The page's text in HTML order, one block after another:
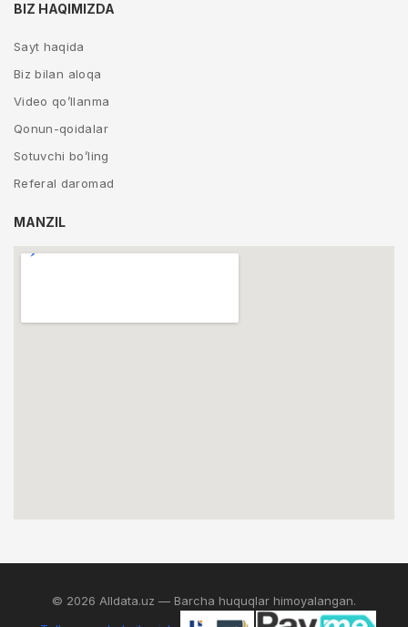
BIZ HAQIMIZDA
Sayt haqida
Biz bilan aloqa
Video qo’llanma
Qonun-qoidalar
Sotuvchi bo’ling
Referal daromad
MANZIL
© 2026 Alldata.uz — Barcha huquqlar himoyalangan.